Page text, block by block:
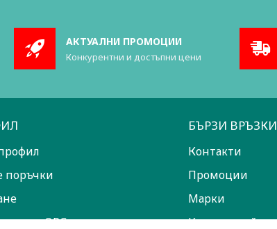
АКТУАЛНИ ПРОМОЦИИ
Конкурентни и достъпни цени
поръчки
за ОРС
БЪРЗИ ВРЪЗКИ
Контакти
Промоции
Марки
Карта на сайта